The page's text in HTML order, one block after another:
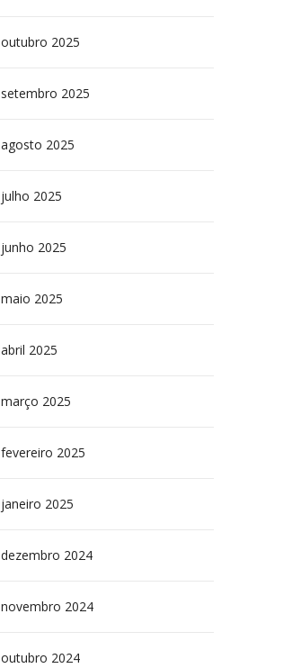
outubro 2025
setembro 2025
agosto 2025
julho 2025
junho 2025
maio 2025
abril 2025
março 2025
fevereiro 2025
janeiro 2025
dezembro 2024
novembro 2024
outubro 2024